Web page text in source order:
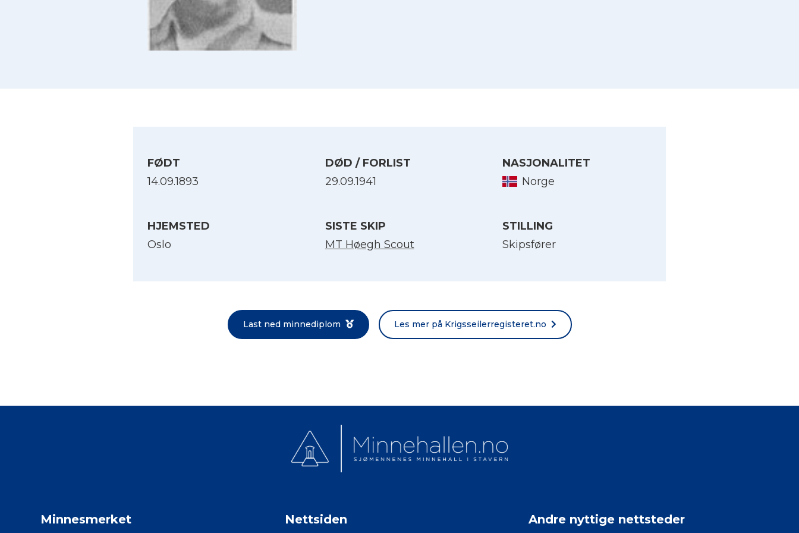
FØDT
14.09.1893
DØD / FORLIST
29.09.1941
NASJONALITET
Norge
HJEMSTED
Oslo
SISTE SKIP
MT Høegh Scout
STILLING
Skipsfører
Last ned minnediplom Les mer på Krigsseilerregisteret.no
Minnesmerket Nettsiden Andre nyttige nettsteder
English